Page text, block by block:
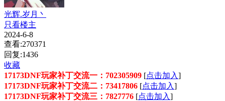
光辉.岁月丶
只看楼主
2024-6-8
查看:270371
回复:1436
收藏
17173DNF玩家补丁交流一：702305909 [点击加入]
17173DNF玩家补丁交流二：73417806 [点击加入]
17173DNF玩家补丁交流三：7827776 [点击加入]